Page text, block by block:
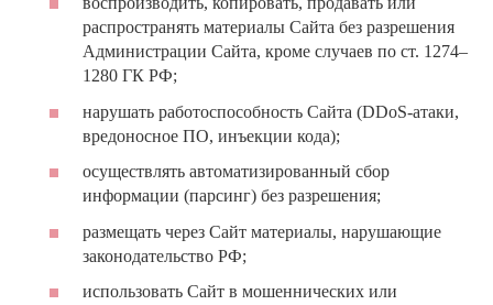
распространять материалы Сайта без разрешения
Администрации Сайта, кроме случаев по ст. 1274–
1280 ГК РФ;
нарушать работоспособность Сайта (DDoS-атаки,
вредоносное ПО, инъекции кода);
осуществлять автоматизированный сбор
информации (парсинг) без разрешения;
размещать через Сайт материалы, нарушающие
законодательство РФ;
использовать Сайт в мошеннических или